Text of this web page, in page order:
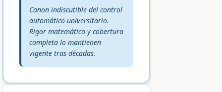
Veredicto editorial:
Canon indiscutible del control
automático universitario.
Rigor matemático y cobertura
completa lo mantienen
vigente tras décadas.